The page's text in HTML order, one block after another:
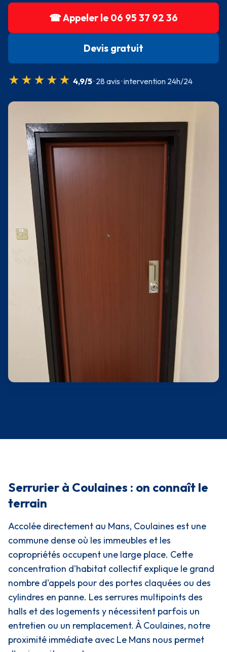
☎ Appeler le 06 95 37 92 36
Devis gratuit
★★★★★ 4,9/5· 28 avis · intervention 24h/24
Serrurier à Coulaines : on connaît le
terrain
Accolée directement au Mans, Coulaines est une
commune dense où les immeubles et les
copropriétés occupent une large place. Cette
concentration d'habitat collectif explique le grand
nombre d'appels pour des portes claquées ou des
cylindres en panne. Les serrures multipoints des
halls et des logements y nécessitent parfois un
entretien ou un remplacement. À Coulaines, notre
proximité immédiate avec Le Mans nous permet